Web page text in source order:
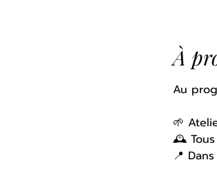
À
Au
🌱
🕰 Tous
📍